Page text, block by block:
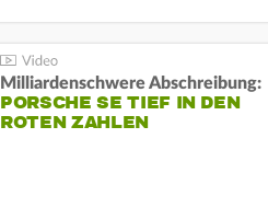
Milliardenschwere Abschreibung:
PORSCHE SE TIEF IN DEN
ROTEN ZAHLEN